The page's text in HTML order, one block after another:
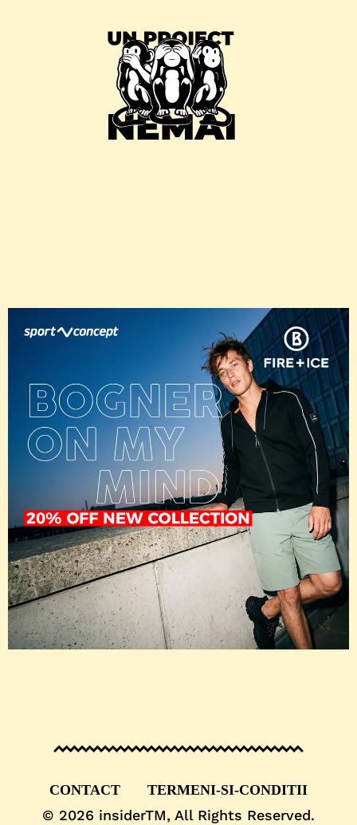
CONTACT TERMENI-SI-CONDITII
© 2026 insiderTM, All Rights Reserved.